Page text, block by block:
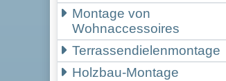
Montage von
Wohnaccessoires
Terrassendielenmontage
Holzbau-Montage